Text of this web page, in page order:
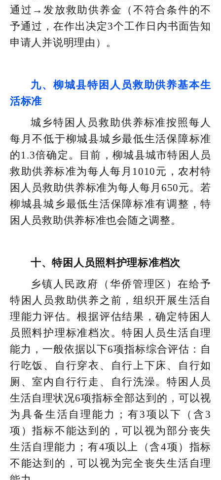
通过→发放救助供养金（不符合条件的不
予通过，在作出决定3个工作日内书面告知
申请人并说明理由）。
九、柳城县特困人员救助供养基本生
活标准
城乡特困人员救助供养标准按照每人
每月不低于柳城县城乡最低生活保障标准
的1.3倍确定。目前，柳城县城市特困人员
救助供养标准为每人每月1010元，农村特
困人员救助供养标准为每人每月650元。若
柳城县城乡最低生活保障标准有调整，特
困人员救助供养标准也会随之调整。
十、特困人员照料护理标准档次
乡镇人民政府（华侨管理区）在给予
特困人员救助供养之前，组织开展生活自
理能力评估。根据评估结果，确定特困人
员照料护理标准档次。特困人员生活自理
能力，一般依据以下6项指标综合评估：自
行吃饭、自行穿衣、自行上下床、自行如
厕、室内自行行走、自行洗澡。特困人员
生活自理状况6项指标全部达到的，可以视
为具备生活自理能力；有3项以下（含3
项）指标不能达到的，可以视为部分丧失
生活自理能力；有4项以上（含4项）指标
不能达到的，可以视为完全丧失生活自理